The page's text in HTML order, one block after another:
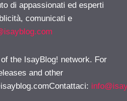
di appassionati ed esperti
comunicati e
the IsayBlog! network. For
and other
: